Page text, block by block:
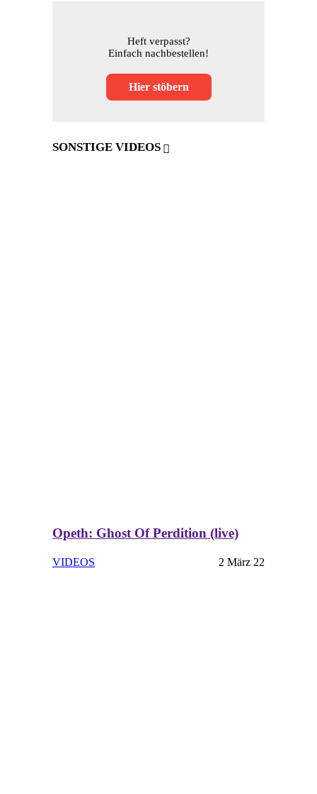
Heft verpasst?
Einfach nachbestellen!
Hier stöbern
SONSTIGE VIDEOS
Opeth: Ghost Of Perdition (live)
VIDEOS 2 März 22